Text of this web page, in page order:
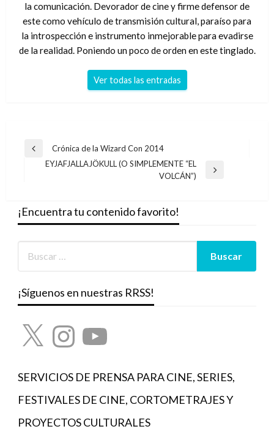
la comunicación. Devorador de cine y firme defensor de
este como vehículo de transmisión cultural, paraíso para
la introspección e instrumento inmejorable para evadirse
de la realidad. Poniendo un poco de orden en este tinglado.
Ver todas las entradas
Navegación
Entrada
anterior
Crónica de la Wizard Con 2014
EYJAFJALLAJÖKULL (O SIMPLEMENTE “EL
VOLCÁN”)
¡Encuentra tu contenido favorito!
¡Síguenos en nuestras RRSS!
X InstagramYouTube
SERVICIOS DE PRENSA PARA CINE, SERIES,
FESTIVALES DE CINE, CORTOMETRAJES Y
PROYECTOS CULTURALES